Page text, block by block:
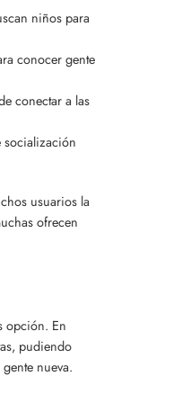
niños para
conocer gente
conectar a las
socialización
usuarios la
ofrecen
opción. En
pudiendo
nueva.